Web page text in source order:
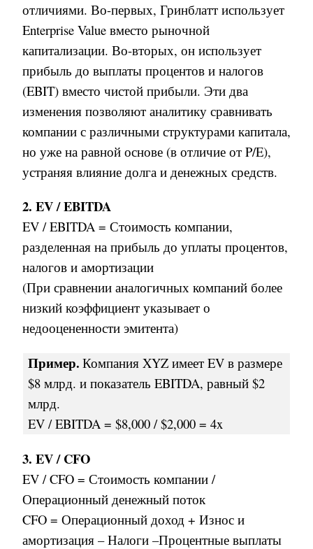
отличиями. Во-первых, Гринблатт использует
Enterprise Value вместо рыночной
капитализации. Во-вторых, он использует
прибыль до выплаты процентов и налогов
(EBIT) вместо чистой прибыли. Эти два
изменения позволяют аналитику сравнивать
компании с различными структурами капитала,
но уже на равной основе (в отличие от P/E),
устраняя влияние долга и денежных средств.
2. EV / EBITDA
EV / EBITDA = Стоимость компании,
разделенная на прибыль до уплаты процентов,
налогов и амортизации
(При сравнении аналогичных компаний более
низкий коэффициент указывает о
недооцененности эмитента)
Пример. КомпанияXYZимеетEVв размере
$8млрд.и показательEBITDA,равный$2
млрд.
EV / EBITDA = $8,000 / $2,000 = 4x
3. EV / CFO
EV / CFO = Стоимость компании /
Операционный денежный поток
CFO = Операционный доход + Износ и
амортизация – Налоги –Процентные выплаты